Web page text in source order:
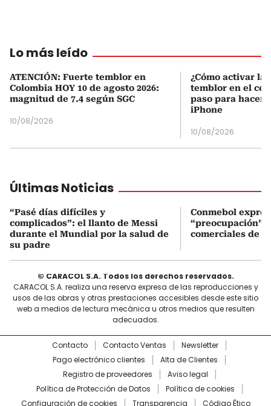
Lo más leído
ATENCIÓN: Fuerte temblor en
Colombia HOY 10 de agosto 2026:
magnitud de 7.4 según SGC
10/08/2026
¿Cómo activar la
temblor en el
paso para
iPhone
10/08/2026
Últimas Noticias
“Pasé días difíciles y
complicados”: el llanto de Messi
durante el Mundial por la salud de
su padre
Conmebol
“preocupación”
comerciales de la
© CARACOL S.A. Todos los derechos reservados.
CARACOL S.A. realiza una reserva expresa de las reproducciones y
usos de las obras y otras prestaciones accesibles desde este sitio
web a medios de lectura mecánica u otros medios que resulten
adecuados.
Contacto Contacto Ventas
Newsletter
Pago electrónico clientes
Alta de Clientes
Registro de proveedores
Aviso legal
Política de Protección de Datos
Política de cookies
Configuración de cookies
Transparencia Código Ético